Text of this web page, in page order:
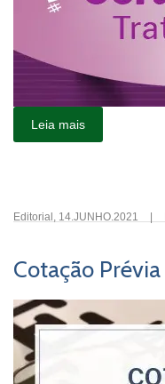
Leia mais
Editorial , 14.JUNHO.2021
Cotação